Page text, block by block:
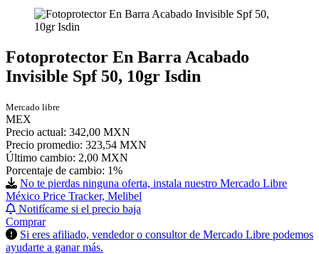
Fotoprotector En Barra Acabado
Invisible Spf 50, 10gr Isdin
Mercado libre
MEX
Precio actual: 342,00 MXN
Precio promedio: 323,54 MXN
Último cambio: 2,00 MXN
Porcentaje de cambio: 1%
No te pierdas ninguna oferta, instala nuestro Mercado Libre
México Price Tracker, Melibel
Notifícame si el precio baja
Comprar
Si eres afiliado, vendedor o consultor de Mercado Libre podemos
ayudarte a ganar más.